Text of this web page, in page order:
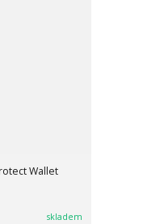
Wallet
skladem